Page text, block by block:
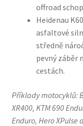
offroad
Heidenau
asfaltové
středně
pevný záběr
cestách.
Příklady motocyklů:
XR400, KTM 690
Enduro, Hero